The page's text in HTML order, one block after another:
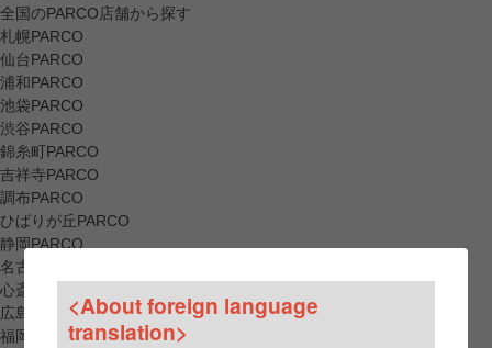
全国のPARCO店舗から探す
札幌PARCO
仙台PARCO
浦和PARCO
池袋PARCO
渋谷PARCO
錦糸町PARCO
吉祥寺PARCO
調布PARCO
ひばりが丘PARCO
静岡PARCO
名古屋PARCO
心斎橋PARCO
広島PARCO
福岡PARCO
<About foreign language
translation>